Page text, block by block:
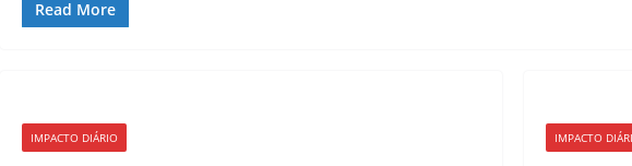
Read More
IMPACTO DIÁRIO IMPACTO